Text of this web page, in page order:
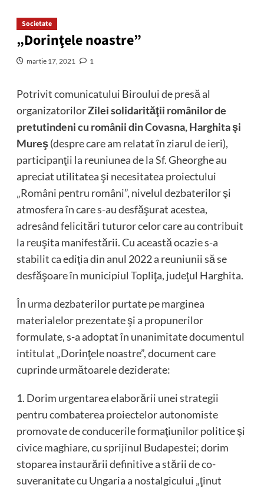
Societate
„Dorinţele noastre”
martie 17, 2021 1
Potrivit comunicatului Biroului de presă al
organizatorilorZilei solidarităţii românilor de
pretutindeni cu românii din Covasna, Harghita şi
Mureş(despre care am relatat în ziarul de ieri),
participanţii la reuniunea de la Sf. Gheorghe au
apreciat utilitatea şi necesitatea proiectului
„Români pentru români”, nivelul dezbaterilor şi
atmosfera în care s-au desfăşurat acestea,
adresând felicitări tuturor celor care au contribuit
la reuşita manifestării. Cu această ocazie s-a
stabilit ca ediţia din anul 2022 a reuniunii să se
desfăşoare în municipiul Topliţa, judeţul Harghita.
În urma dezbaterilor purtate pe marginea
materialelor prezentate şi a propunerilor
formulate, s-a adoptat în unanimitate documentul
intitulat „Dorinţele noastre”, document care
cuprinde următoarele deziderate:
1. Dorim urgentarea elaborării unei strategii
pentru combaterea proiectelor autonomiste
promovate de conducerile formaţiunilor politice şi
civice maghiare, cu sprijinul Budapestei; dorim
stoparea instaurării definitive a stării de co-
suveranitate cu Ungaria a nostalgicului „ţinut